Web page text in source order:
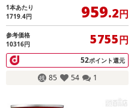
1本あたり
1719.4円 959.2円
参考価格
10316円
5755円
52ポイント還元
85 54 1